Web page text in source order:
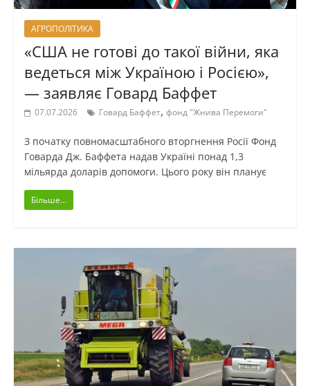
АГРОПОЛІТИКА
«США не готові до такої війни, яка
ведеться між Україною і Росією»,
— заявляє Говард Баффет
07.07.2026 Говард Баффет, фонд "Жнива Перемоги"
З початку повномасштабного вторгнення Росії Фонд
Говарда Дж. Баффета надав Україні понад 1,3
мільярда доларів допомоги. Цього року він планує
Більше...